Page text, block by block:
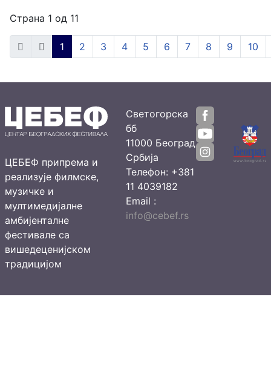
Страна 1 од 11
1 2 3 4 5 6 7 8 9 10
ЦЕБЕФ припрема и
реализује филмске,
музичке и
мултимедијалне
амбијенталне
фестивале са
вишедеценијском
традицијом
Светогорска
бб
11000 Београд
Србија
Телефон: +381
11 4039182
Email :
info@cebef.rs